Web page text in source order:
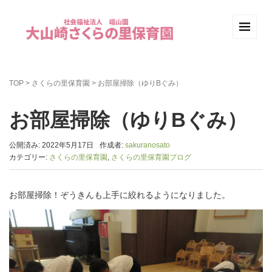
TOP > さくらの里保育園 > お部屋掃除（ゆりBぐみ）
お部屋掃除（ゆりBぐみ）
公開済み: 2022年5月17日 作成者: sakuranosato
カテゴリー: さくらの里保育園 , さくらの里保育園ブログ
お部屋掃除！ぞうきんも上手に絞れるようになりました。